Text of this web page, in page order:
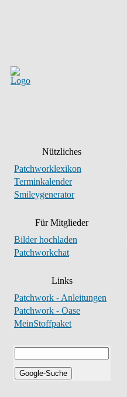
Nützliches
Patchworklexikon
Terminkalender
Smileygenerator
Für Mitglieder
Bilder hochladen
Patchworkchat
Links
Patchwork - Anleitungen
Patchwork - Oase
MeinStoffpaket